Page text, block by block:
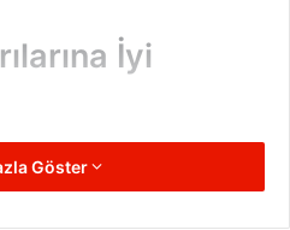
İyi
Ezilip merhem haline
Göster